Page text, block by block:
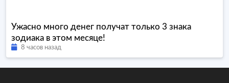
Ужасно много денег получат только 3 знака
зодиака в этом месяце!
8 часов назад